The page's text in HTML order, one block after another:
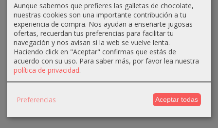
Crema
oxigenada
Techline
1000ml
20...
2,90 €
3,90 €
Crema
oxigenada
Techline
75ml 40...
0,70 €
1,10 €
Crema
oxigenada
Absoluk
1000ml
20...
3,50 €
Crema
oxigenada
1000ml
3,50 €
Aunque sabemos que prefieres las galletas de chocolate,
nuestras cookies son una importante contribución a tu
experiencia de compra. Nos ayudan a enseñarte jugosas
ofertas, recuerdan tus preferencias para facilitar tu
navegación y nos avisan si la web se vuelve lenta.
Haciendo click en "Aceptar" confirmas que estás de
acuerdo con su uso. Para saber más, por favor lea nuestra
política de privacidad.
Preferencias Aceptar todas